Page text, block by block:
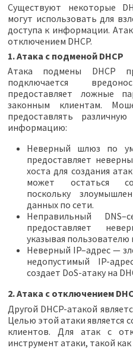
Существуют некоторые
могут использовать для
доступа к информации.
отключением DHCP.
1. Атака с подменой DHCP
Атака подмены DHCP
подключается
предоставляет ложные
законным клиентам.
предоставлять
информацию:
Неверный шлюз по
предоставляет
хоста для создания
может остаться
поскольку
данных по сети.
Неправильный
предоставляет
указывая
Неверный IP–адрес —
недопустимый IP-
создает DoS-атаку на
2. Атака с отключением
Другой DHCP-атакой
Целью этой атаки является
клиентов. Для атак с
инструмент атаки, такой